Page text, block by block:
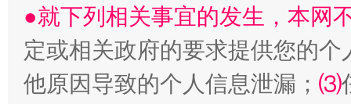
●就下列相关事宜的发生，本网
定或相关政府的要求提供您的个
他原因导致的个人信息泄漏； ⑶